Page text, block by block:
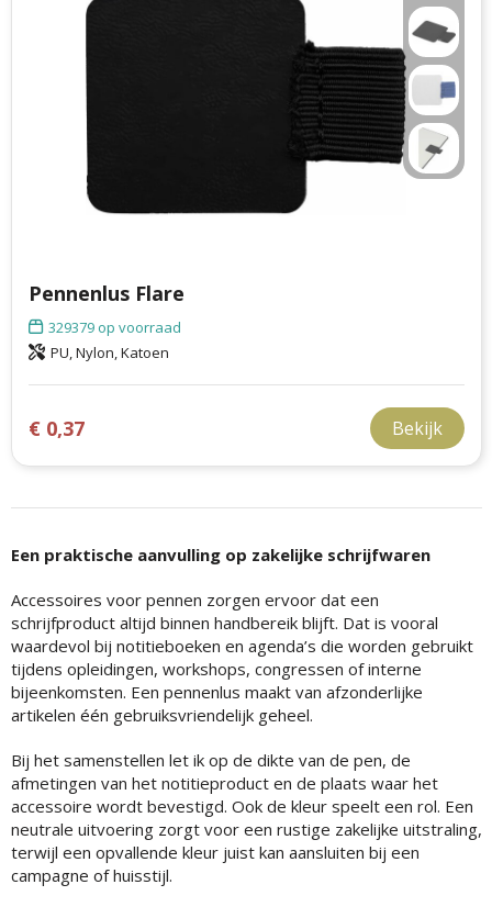
Cutter & Buck
Case Logic
Parker
Stanley
Ludieke hoofdbanden
Kerstspellen
Kersttassen
kerstkaarsen
Pennenlus Flare
329379op voorraad
PU, Nylon, Katoen
€ 0,37 Bekijk
Een praktische aanvulling op zakelijke schrijfwaren
Accessoires voor pennen zorgen ervoor dat een
schrijfproduct altijd binnen handbereik blijft. Dat is vooral
waardevol bij notitieboeken en agenda’s die worden gebruikt
tijdens opleidingen, workshops, congressen of interne
bijeenkomsten. Een pennenlus maakt van afzonderlijke
artikelen één gebruiksvriendelijk geheel.
Bij het samenstellen let ik op de dikte van de pen, de
afmetingen van het notitieproduct en de plaats waar het
accessoire wordt bevestigd. Ook de kleur speelt een rol. Een
neutrale uitvoering zorgt voor een rustige zakelijke uitstraling,
terwijl een opvallende kleur juist kan aansluiten bij een
campagne of huisstijl.